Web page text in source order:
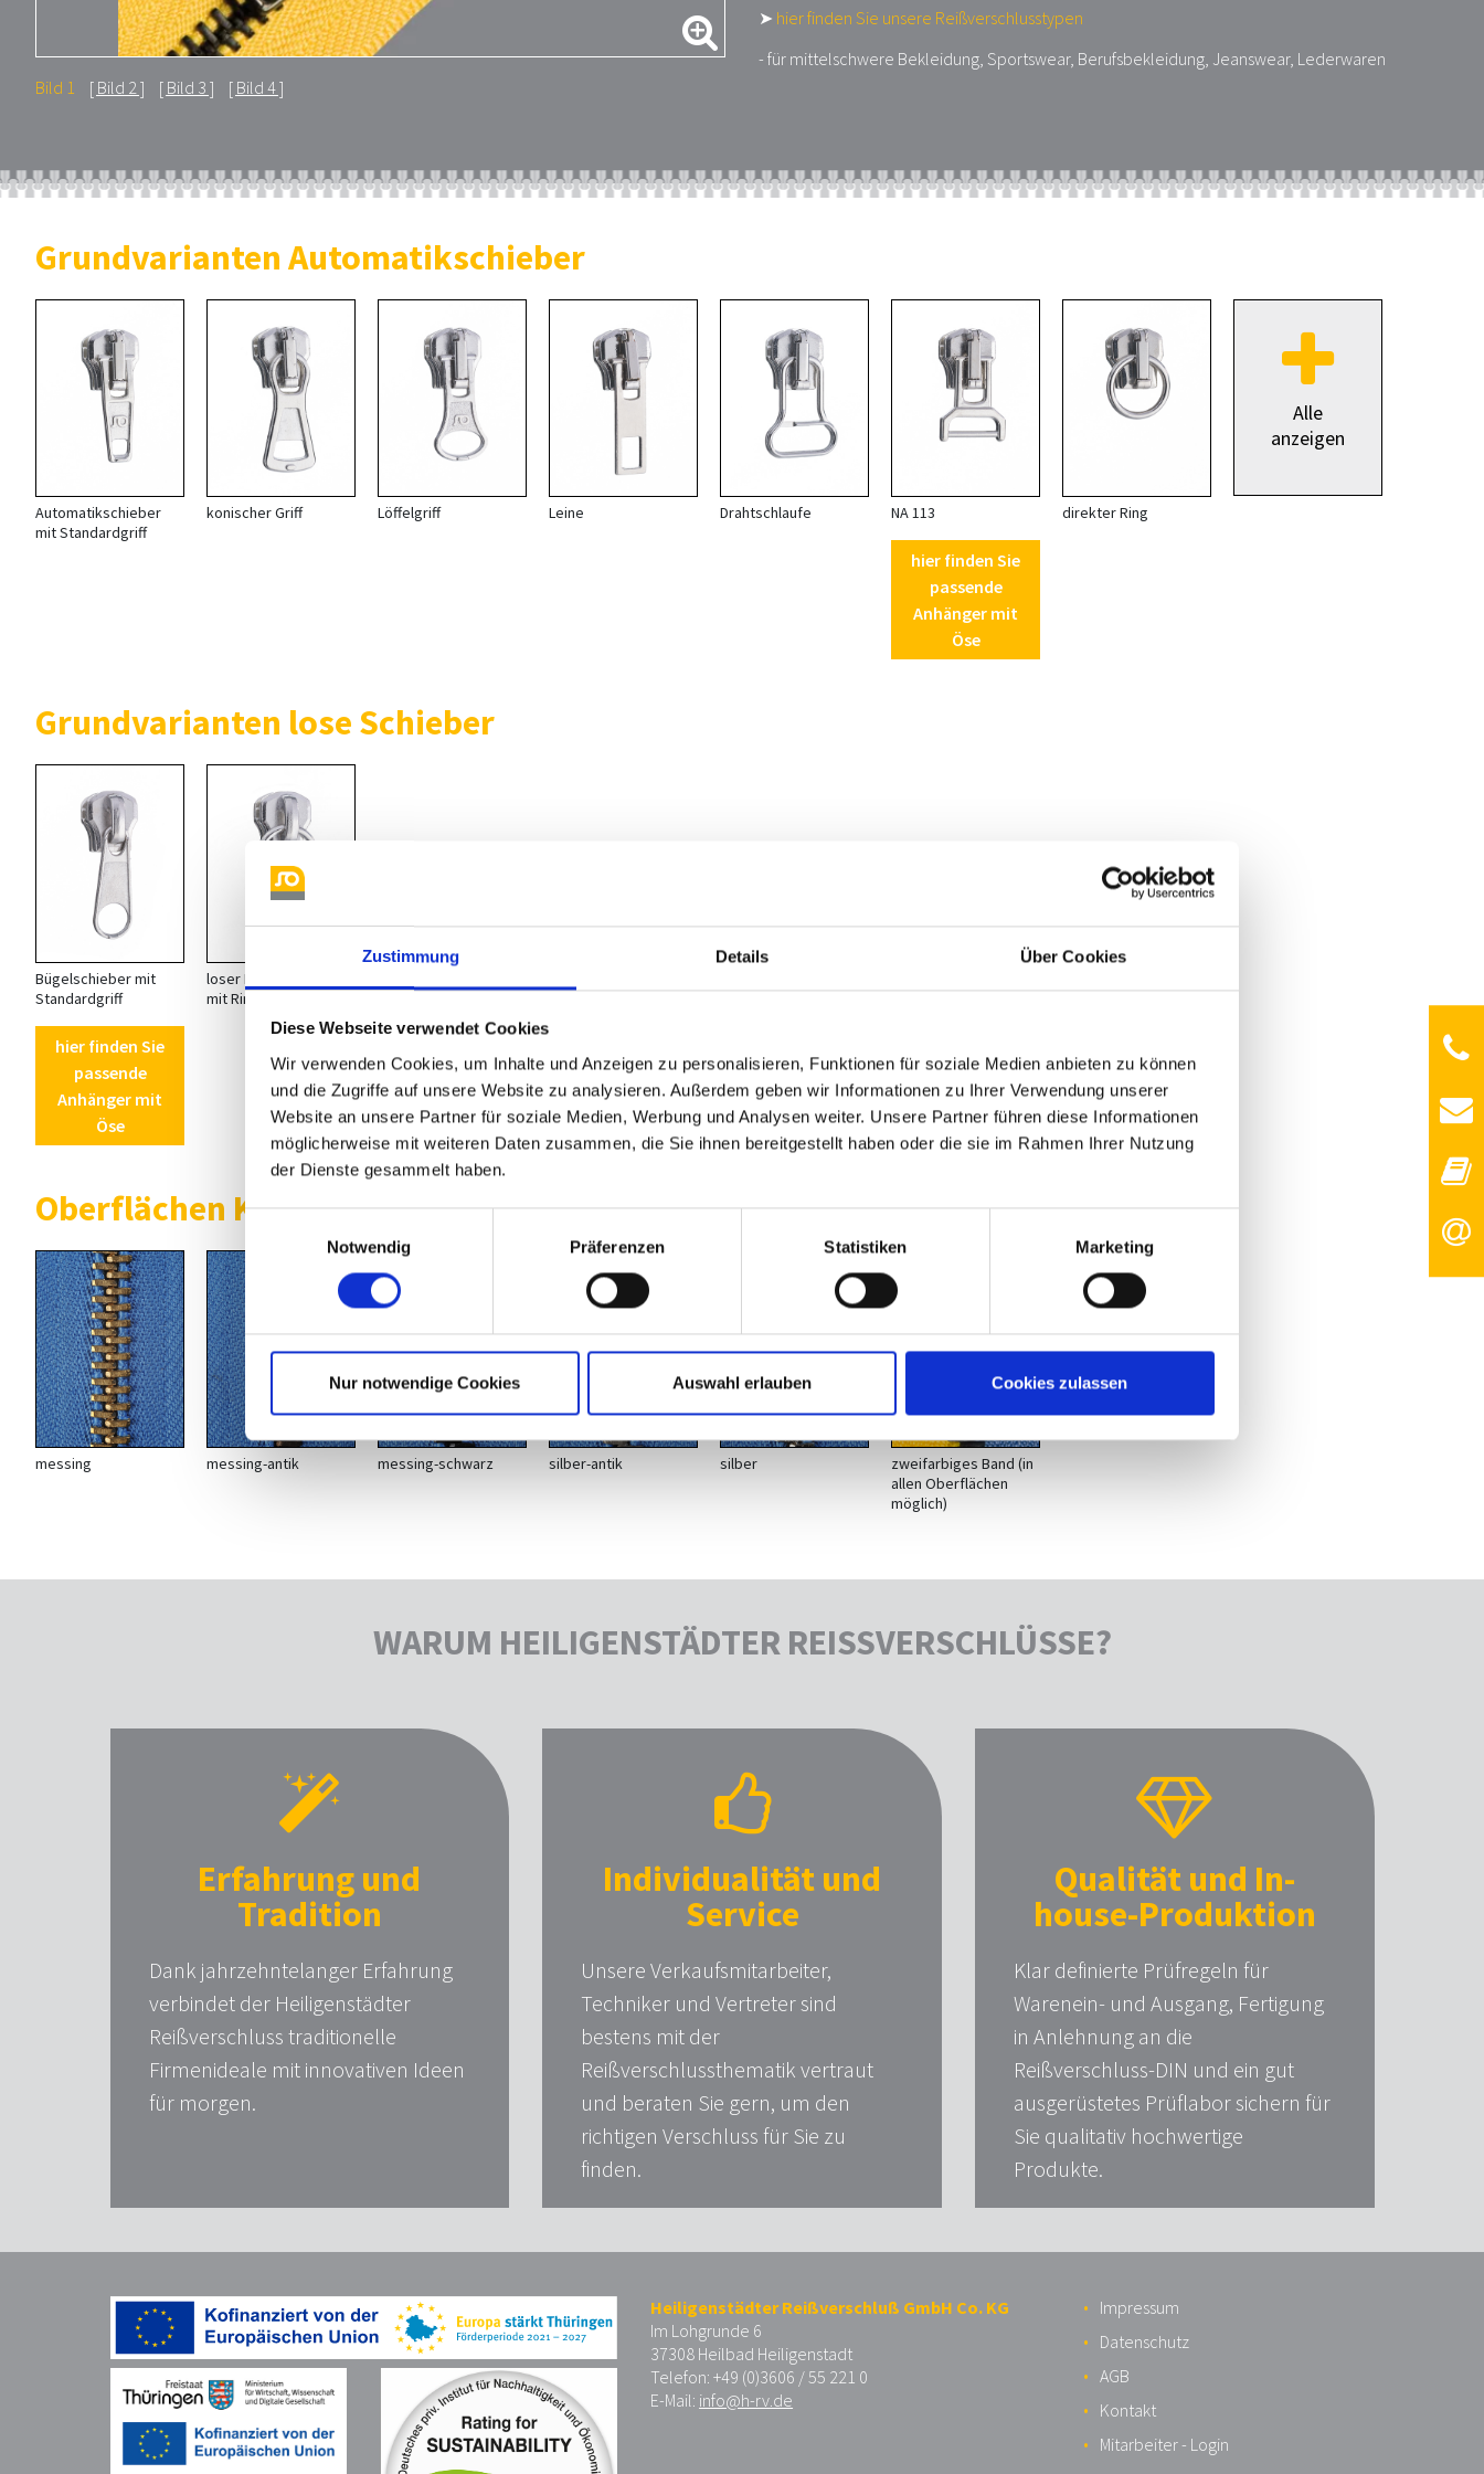
Zustimmung Details Über Cookies
Diese Webseite verwendet Cookies
Wir verwenden Cookies, um Inhalte und Anzeigen zu personalisieren, Funktionen für soziale Medien anbieten zu können
und die Zugriffe auf unsere Website zu analysieren. Außerdem geben wir Informationen zu Ihrer Verwendung unserer
Website an unsere Partner für soziale Medien, Werbung und Analysen weiter. Unsere Partner führen diese Informationen
möglicherweise mit weiteren Daten zusammen, die Sie ihnen bereitgestellt haben oder die sie im Rahmen Ihrer Nutzung
der Dienste gesammelt haben.
Notwendig
Präferenzen Statistiken Marketing
Nur notwendige Cookies Auswahl erlauben Cookies zulassen
Bild 1 Bild 2 Bild 3 Bild 4
➤ hier finden Sie unsere Reißverschlusstypen
- für mittelschwere Bekleidung, Sportswear, Berufsbekleidung, Jeanswear, Lederwaren
Grundvarianten Automatikschieber
Automatikschieber
mit Standardgriff
konischer Griff Löffelgriff Leine Drahtschlaufe NA 113
hier finden Sie
passende
Anhänger mit
Öse
direkter Ring
Alle
anzeigen
Grundvarianten lose Schieber
Bügelschieber mit
Standardgriff
hier finden Sie
passende
Anhänger mit
Öse
loser Bügelschieber
mit Ring
Oberflächen Krampen M 10
messing messing-antik messing-schwarz silber-antik silber
zweifarbiges Band (in
allen Oberflächen
möglich)
WARUM HEILIGENSTÄDTER REISSVERSCHLÜSSE?
Erfahrung und
Tradition
Dank jahrzehntelanger Erfahrung
verbindet der Heiligenstädter
Reißverschluss traditionelle
Firmenideale mit innovativen Ideen
für morgen.
Individualität und
Service
Unsere Verkaufsmitarbeiter,
Techniker und Vertreter sind
bestens mit der
Reißverschlussthematik vertraut
und beraten Sie gern, um den
richtigen Verschluss für Sie zu
finden.
Qualität und In-
house-Produktion
Klar definierte Prüfregeln für
Warenein- und Ausgang, Fertigung
in Anlehnung an die
Reißverschluss-DIN und ein gut
ausgerüstetes Prüflabor sichern für
Sie qualitativ hochwertige
Produkte.
Heiligenstädter Reißverschluß GmbH Co. KG
Im Lohgrunde 6
37308 Heilbad Heiligenstadt
Telefon: +49 (0)3606 / 55 221 0
E-Mail: info@h-rv.de
Impressum
Datenschutz
AGB
Kontakt
Mitarbeiter - Login